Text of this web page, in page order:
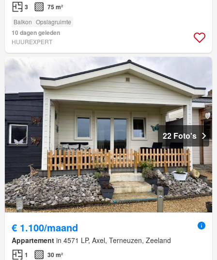
3 75 m²
Balkon Opslagruimte
10 dagen geleden
HUUREXPERT
22 Foto's
€ 1.100/maand
Appartement in 4571 LP, Axel, Terneuzen, Zeeland
1 30 m²